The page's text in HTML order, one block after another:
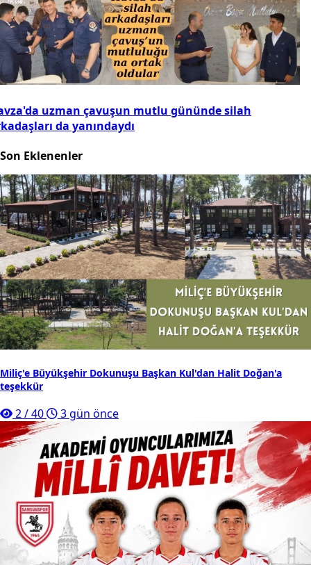
uzman çavuşun mutlu gününde silah
da yanındaydı
Son Eklenenler
Miliç'e Büyükşehir Dokunuşu Başkan Kul'dan Halit Doğan'a
teşekkür
2/40 3 gün önce